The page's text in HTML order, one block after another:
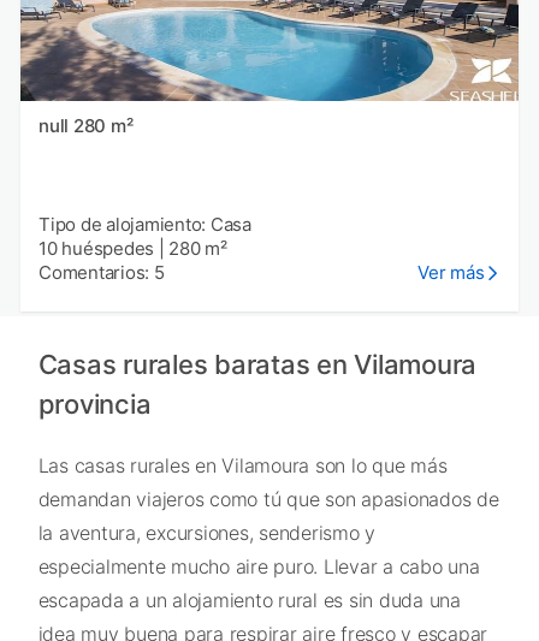
null 280 m²
Tipo de alojamiento: Casa
10 huéspedes
280 m²
Comentarios: 5
Ver más
Casas rurales baratas en Vilamoura
provincia
Las casas rurales en Vilamoura son lo que más
demandan viajeros como tú que son apasionados de
la aventura, excursiones, senderismo y
especialmente mucho aire puro. Llevar a cabo una
escapada a un alojamiento rural es sin duda una
idea muy buena para respirar aire fresco y escapar